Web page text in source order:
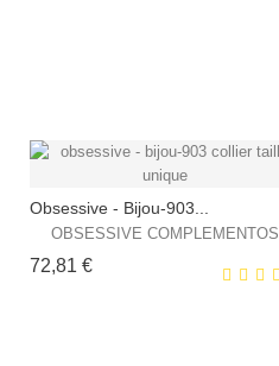
Obsessive - Bijou-903...
OBSESSIVE COMPLEMENTOS
72,81 €Prix